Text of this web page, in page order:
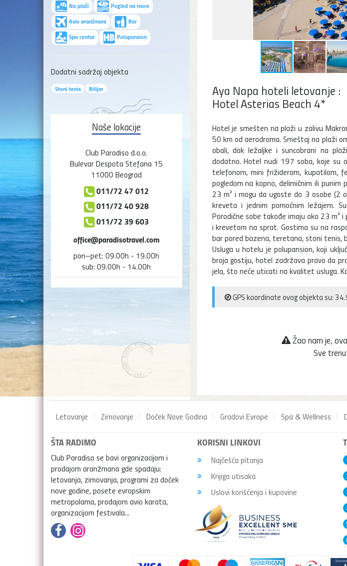
Aya Napa hoteli letovanje :
Hotel Asterias Beach 4*
Hotel je smešten na plaži u zalivu
50 km od aerodroma. Smeštaj na plaži
obali, dok ležaljke i suncobrani na
dodatno. Hotel nudi 197 soba, koje su
telefonom, mini frižiderom, kupatilom,
pogledom na kopno, delimičnim ili punim
23 m² i mogu da ugoste do 3 osobe (2
kreveta i jednim pomoćnim ležajem.
Porodične sobe takođe imaju oko 23 m²
i krevetom na sprat. Gostima su na
bar pored bazena, teretana, stoni tenis,
Usluga u hotelu je polupansion, koji
broja gostiju, hotel zadržava pravo da
jela, što neće uticati na kvalitet usluga.
GPS koordinate ovog objekta su:
Žao nam je,
Sve
Na plaži
Pogled na more
Avio aranžmani
Bar
Spa centar
Polupansion
Dodatni sadržaj objekta
Stoni tenis Bilijar
Naše lokacije
Club Paradiso d.o.o.
Bulevar Despota Stefana 15
11000 Beograd
011/72 47 012
011/72 40 928
011/72 39 603
office@paradisotravel.com
pon–pet: 09.00h - 19.00h
sub: 09.00h - 14.00h
Letovanje Zimovanje Doček Nove Godina Gradovi Evrope Spa & Wellness
ŠTA RADIMO
Club Paradiso se bavi organizacijom i
prodajom aranžmana gde spadaju:
letovanja, zimovanja, programi za doček
nove godine, posete evropskim
metropolama, prodajom avio karata,
organizacijom festivala...
KORISNI LINKOVI
Najčešća pitanja
Knjiga utisaka
Uslovi korišćenja i kupovine